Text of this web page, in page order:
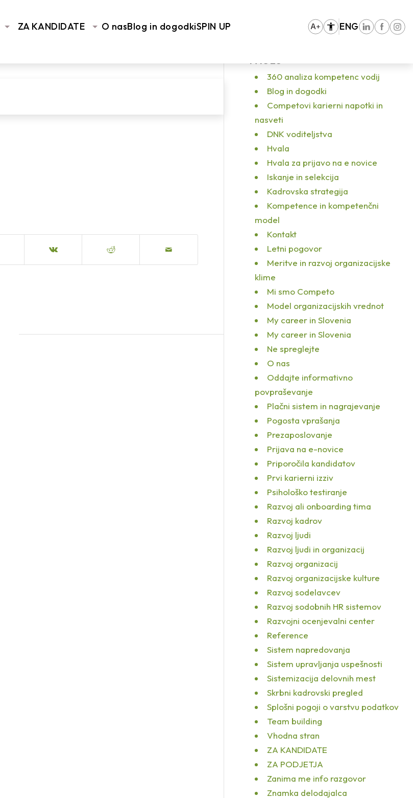
ZA KANDIDATE O nasBlog in dogodkiSPIN UP ENG
PAGES
360 analiza kompetenc vodij
Blog in dogodki
Competovi karierni napotki in
nasveti
DNK voditeljstva
Hvala
Hvala za prijavo na e novice
Iskanje in selekcija
Kadrovska strategija
Kompetence in kompetenčni
model
Kontakt
Letni pogovor
Meritve in razvoj organizacijske
klime
Mi smo Competo
Model organizacijskih vrednot
My career in Slovenia
My career in Slovenia
Ne spreglejte
O nas
Oddajte informativno
povpraševanje
Plačni sistem in nagrajevanje
Pogosta vprašanja
Prezaposlovanje
Prijava na e-novice
Priporočila kandidatov
Prvi karierni izziv
Psihološko testiranje
Razvoj ali onboarding tima
Razvoj kadrov
Razvoj ljudi
Razvoj ljudi in organizacij
Razvoj organizacij
Razvoj organizacijske kulture
Razvoj sodelavcev
Razvoj sodobnih HR sistemov
Razvojni ocenjevalni center
Reference
Sistem napredovanja
Sistem upravljanja uspešnosti
Sistemizacija delovnih mest
Skrbni kadrovski pregled
Splošni pogoji o varstvu podatkov
Team building
Vhodna stran
ZA KANDIDATE
ZA PODJETJA
Zanima me info razgovor
Znamka delodajalca